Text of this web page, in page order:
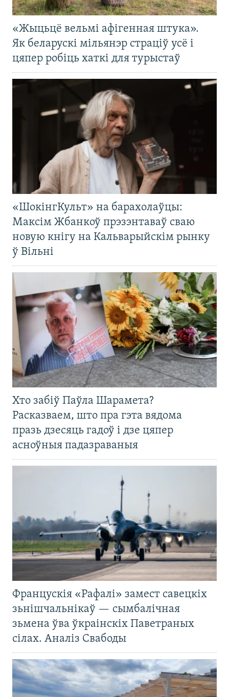
«Жыцьцё вельмі афігенная штука».
Як беларускі мільянэр страціў усё і
цяпер робіць хаткі для турыстаў
«ШокінгКульт» на барахолаўцы:
Максім Жбанкоў прэзэнтаваў сваю
новую кнігу на Кальварыйскім рынку
ў Вільні
Хто забіў Паўла Шарамета?
Расказваем, што пра гэта вядома
празь дзесяць гадоў і дзе цяпер
асноўныя падазраваныя
Францускія «Рафалі» замест савецкіх
зьнішчальнікаў — сымбалічная
зьмена ўва ўкраінскіх Паветраных
сілах. Аналіз Свабоды